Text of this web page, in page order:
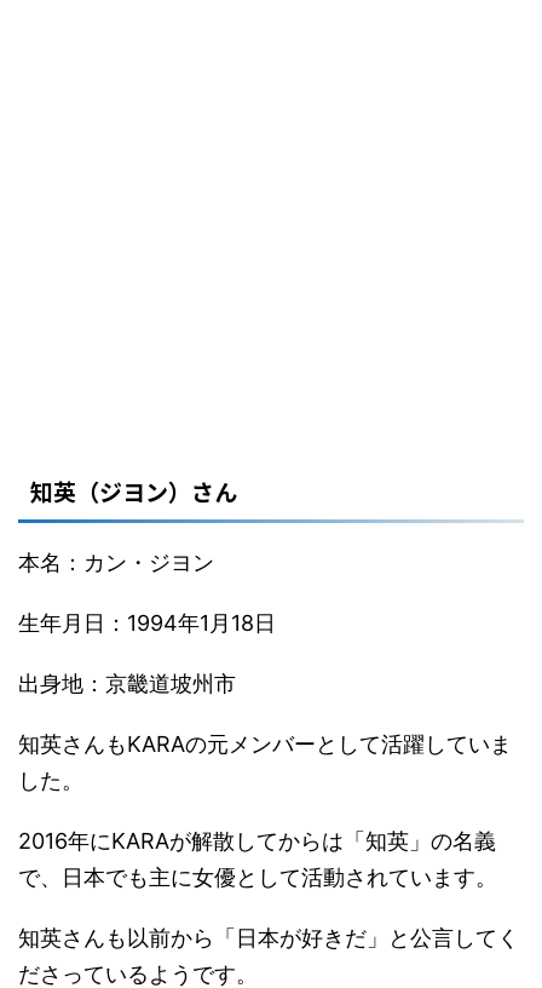
知英（ジヨン）さん
本名：カン・ジヨン
生年月日：1994年1月18日
出身地：京畿道坡州市
知英さんもKARAの元メンバーとして活躍していま
した。
2016年にKARAが解散してからは「知英」の名義
で、日本でも主に女優として活動されています。
知英さんも以前から「日本が好きだ」と公言してく
ださっているようです。